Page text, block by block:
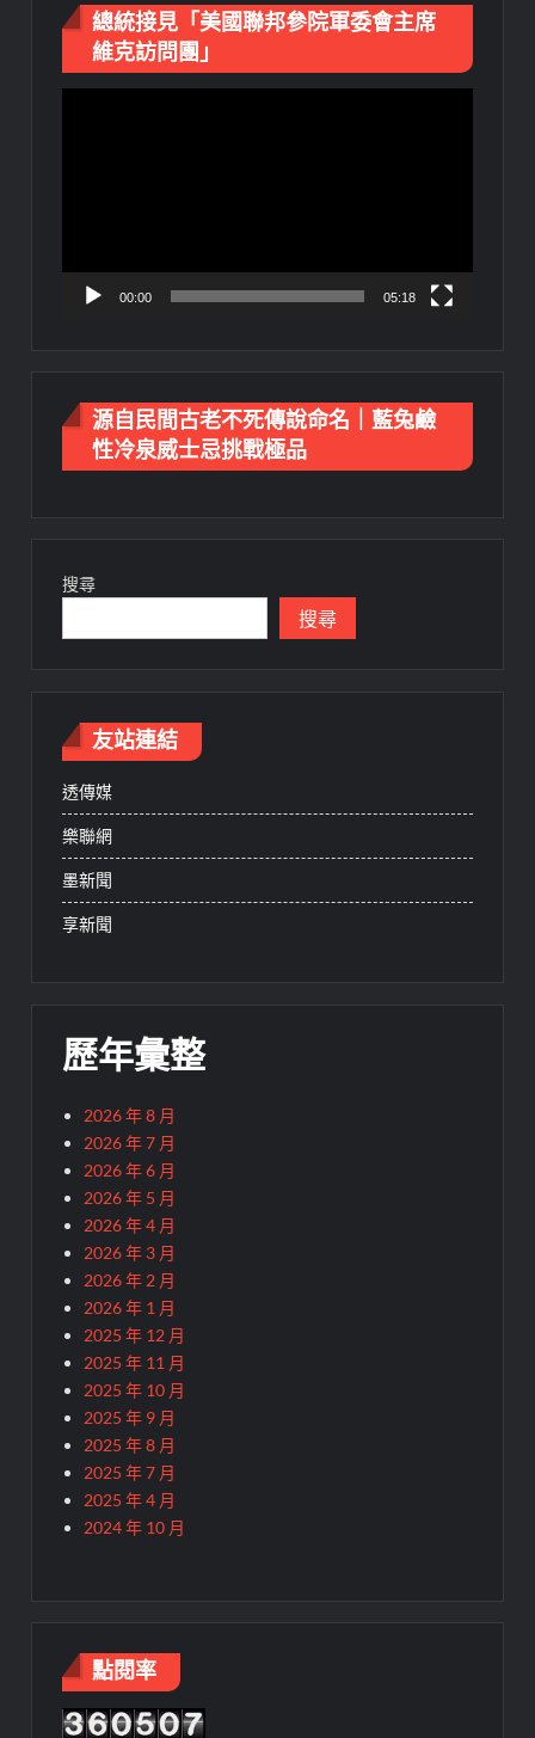
總統接見「美國聯邦參院軍委會主席
維克訪問團」
00:00 05:18
源自民間古老不死傳說命名｜藍兔鹼
性冷泉威士忌挑戰極品
搜尋
搜尋
友站連結
透傳媒
樂聯網
墨新聞
享新聞
歷年彙整
2026 年 8 月
2026 年 7 月
2026 年 6 月
2026 年 5 月
2026 年 4 月
2026 年 3 月
2026 年 2 月
2026 年 1 月
2025 年 12 月
2025 年 11 月
2025 年 10 月
2025 年 9 月
2025 年 8 月
2025 年 7 月
2025 年 4 月
2024 年 10 月
點閱率